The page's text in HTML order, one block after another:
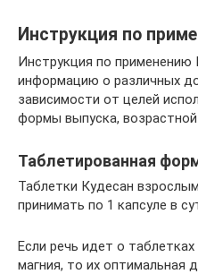
Инструкция по
Инструкция по применению
информацию о различных
зависимости от целей
формы выпуска, возрастной
Таблетированная
Таблетки Кудесан
принимать по 1 капсуле в
Если речь идет о
магния, то их оптимальная